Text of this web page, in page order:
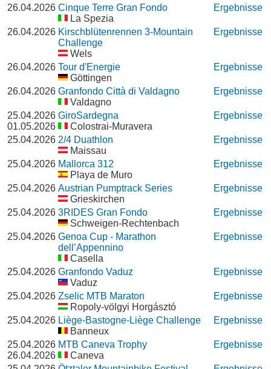
26.04.2026 Cinque Terre Gran Fondo
La Spezia
Ergebnisse
26.04.2026 Kirschblütenrennen 3-Mountain
Challenge
Wels
Ergebnisse
26.04.2026 Tour d'Energie
Göttingen
Ergebnisse
26.04.2026 Granfondo Città di Valdagno
Valdagno
Ergebnisse
25.04.2026
01.05.2026
GiroSardegna
Colostrai-Muravera
Ergebnisse
25.04.2026 2/4 Duathlon
Maissau
Ergebnisse
25.04.2026 Mallorca 312
Playa de Muro
Ergebnisse
25.04.2026 Austrian Pumptrack Series
Grieskirchen
Ergebnisse
25.04.2026 3RIDES Gran Fondo
Schweigen-Rechtenbach
Ergebnisse
25.04.2026 Genoa Cup - Marathon
dell’Appennino
Casella
Ergebnisse
25.04.2026 Granfondo Vaduz
Vaduz
Ergebnisse
25.04.2026 Zselic MTB Maraton
Ropoly-völgyi Horgásztó
Ergebnisse
25.04.2026 Liège-Bastogne-Liège Challenge
Banneux
Ergebnisse
25.04.2026
26.04.2026
MTB Caneva Trophy
Caneva
Ergebnisse